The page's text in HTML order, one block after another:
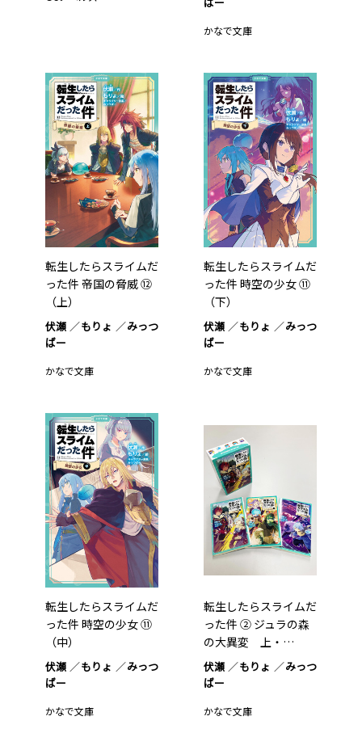
かなで文庫
転生したらスライムだ
った件 帝国の脅威 ⑫
（上）
伏瀬 もりょ
みっつ
ばー
かなで文庫
転生したらスライムだ
った件 時空の少女 ⑪
（下）
伏瀬 もりょ
みっつ
ばー
かなで文庫
転生したらスライムだ
った件 時空の少女 ⑪
（中）
伏瀬 もりょ
みっつ
ばー
かなで文庫
転生したらスライムだ
った件 ② ジュラの森
の大異変 上・…
伏瀬 もりょ
みっつ
ばー
かなで文庫